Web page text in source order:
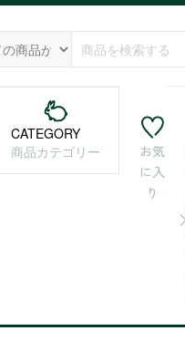
CATEGORY
商品カテゴリー
お気
に入
り